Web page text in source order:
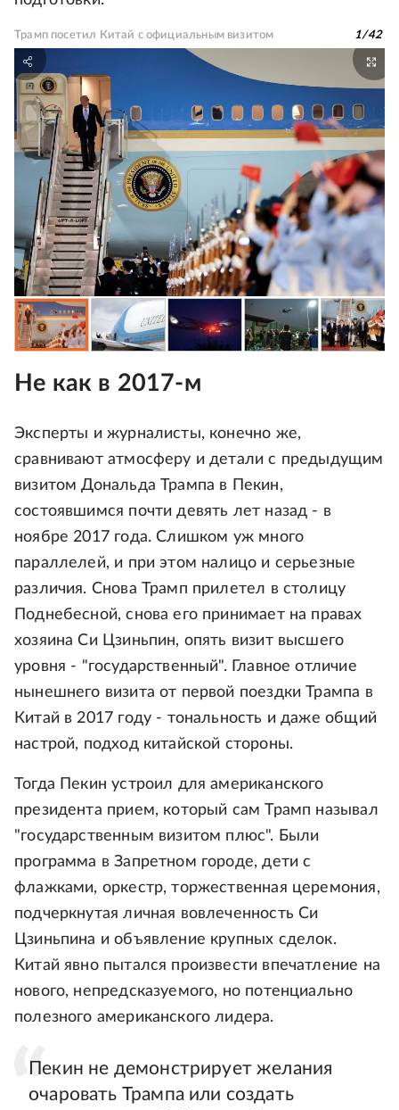
Трамп посетил Китай с официальным визитом 1/42
Не как в 2017-м
Эксперты и журналисты, конечно же,
сравнивают атмосферу и детали с предыдущим
визитом Дональда Трампа в Пекин,
состоявшимся почти девять лет назад - в
ноябре 2017 года. Слишком уж много
параллелей, и при этом налицо и серьезные
различия. Снова Трамп прилетел в столицу
Поднебесной, снова его принимает на правах
хозяина Си Цзиньпин, опять визит высшего
уровня - "государственный". Главное отличие
нынешнего визита от первой поездки Трампа в
Китай в 2017 году - тональность и даже общий
настрой, подход китайской стороны.
Тогда Пекин устроил для американского
президента прием, который сам Трамп называл
"государственным визитом плюс". Были
программа в Запретном городе, дети с
флажками, оркестр, торжественная церемония,
подчеркнутая личная вовлеченность Си
Цзиньпина и объявление крупных сделок.
Китай явно пытался произвести впечатление на
нового, непредсказуемого, но потенциально
полезного американского лидера.
Пекин не демонстрирует желания
очаровать Трампа или создать